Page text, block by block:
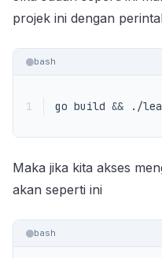
projek ini dengan
bash
1 go build && ./
Maka jika kita akses
akan seperti ini
bash